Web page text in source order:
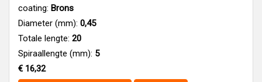
coating: Brons
Diameter (mm): 0,45
Totale lengte: 20
Spiraallengte (mm): 5
€ 16,32